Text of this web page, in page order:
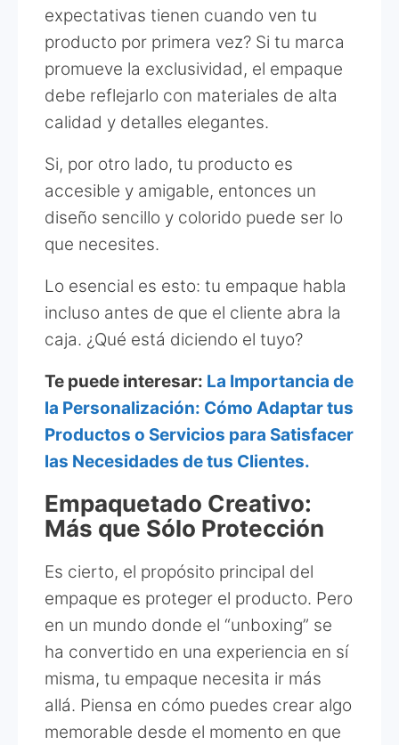
expectativas tienen cuando ven tu
producto por primera vez? Si tu marca
promueve la exclusividad, el empaque
debe reflejarlo con materiales de alta
calidad y detalles elegantes.
Si, por otro lado, tu producto es
accesible y amigable, entonces un
diseño sencillo y colorido puede ser lo
que necesites.
Lo esencial es esto: tu empaque habla
incluso antes de que el cliente abra la
caja. ¿Qué está diciendo el tuyo?
Te puede interesar: La Importancia de
la Personalización: Cómo Adaptar tus
Productos o Servicios para Satisfacer
las Necesidades de tus Clientes.
Empaquetado Creativo:
Más que Sólo Protección
Es cierto, el propósito principal del
empaque es proteger el producto. Pero
en un mundo donde el “unboxing” se
ha convertido en una experiencia en sí
misma, tu empaque necesita ir más
allá. Piensa en cómo puedes crear algo
memorable desde el momento en que